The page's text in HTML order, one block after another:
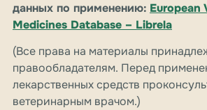
данных по применению: European
Medicines Database – Librela
(Все права на материалы
правообладателям. Перед
лекарственных средств
ветеринарным врачом.)